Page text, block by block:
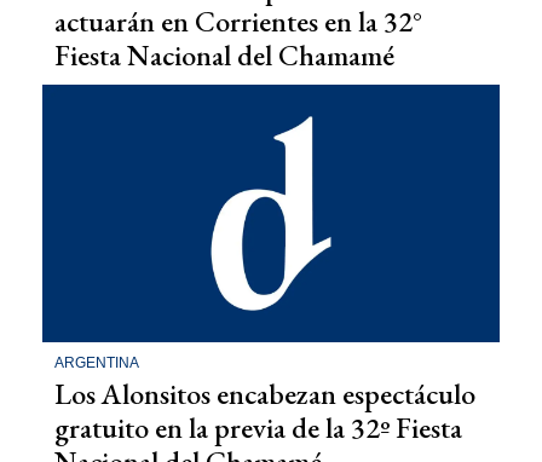
actuarán en Corrientes en la 32°
Fiesta Nacional del Chamamé
ARGENTINA
Los Alonsitos encabezan espectáculo
gratuito en la previa de la 32º Fiesta